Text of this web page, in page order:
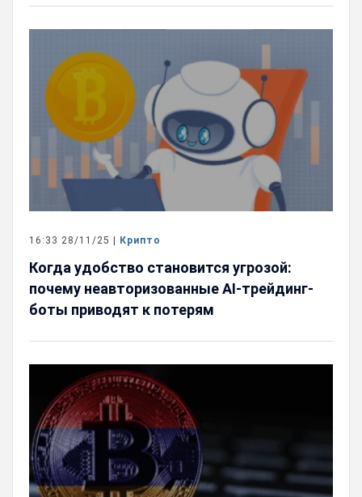
16:33 28/11/25 | Крипто
Когда удобство становится угрозой:
почему неавторизованные AI-трейдинг-
боты приводят к потерям